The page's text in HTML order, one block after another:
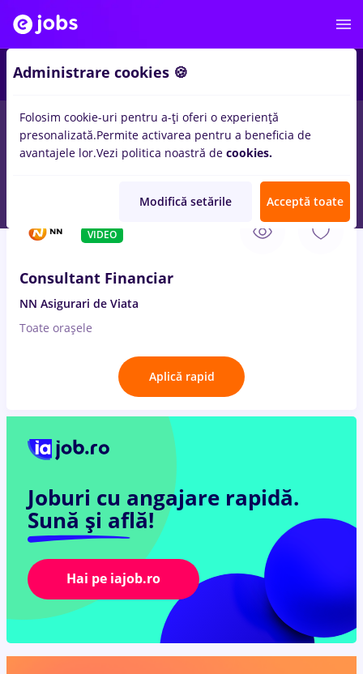
Salarii Fără experiență Entry-Level (< 2 ani)
VIDEO
Consultant Financiar
NN Asigurari de Viata
Toate oraşele
Aplică rapid
Joburi cu angajare rapidă.
Sună și află!
Hai pe iajob.ro
Administrare cookies 🍪
Folosim cookie-uri pentru a-ți oferi o experiență
presonalizată.Permite activarea pentru a beneficia de
avantajele lor.Vezi politica noastră de cookies.
Modifică setările Acceptă toate